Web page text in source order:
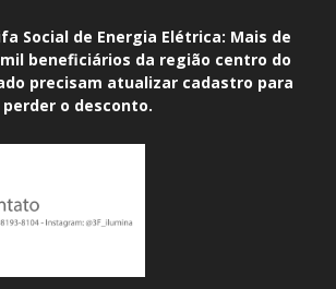
Social de Energia Elétrica: Mais de
mil beneficiários da região centro do
precisam atualizar cadastro para
perder o desconto.